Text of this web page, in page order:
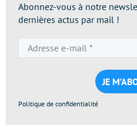
Abonnez-vous à notre
dernières actus par mail !
*
Politique de confidentialité